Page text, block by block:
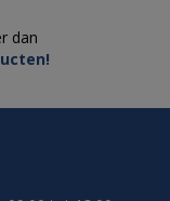
dan